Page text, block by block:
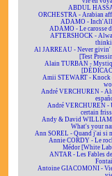
ABDUL
ORCHESTRA - Arabian
ADAMO -
ADAMO - Le carosse
AFTERSHOCK -
Al JARREAU - Never givin'
[Test
Alain TURBAN -
Amii STEWART - Knock
André VERCHUREN -
André VERCHUREN -
certain
Andy & David
What's your
Ann SOREL - Quand j'ai si
Annie CORDY - Le
Médor [White
ANTAR - Les Fables
Antoine GIACOMONI -